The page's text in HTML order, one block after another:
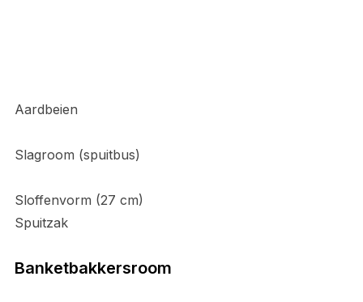
Aardbeien
Slagroom (spuitbus)
Sloffenvorm (27 cm)
Spuitzak
Banketbakkersroom